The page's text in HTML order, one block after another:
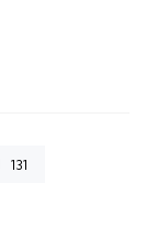
131